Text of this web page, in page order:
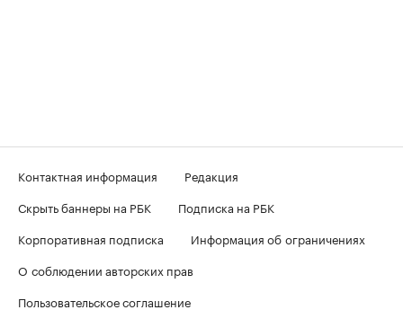
Контактная информация
Редакция
Скрыть баннеры на РБК
Подписка на РБК
Корпоративная подписка
Информация об ограничениях
О соблюдении авторских прав
Пользовательское соглашение